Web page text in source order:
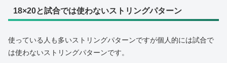
18×20と試合では使わないストリングパターン
使っている人も多いストリングパターンですが個人的には試合で
は使わないストリングパターンです。